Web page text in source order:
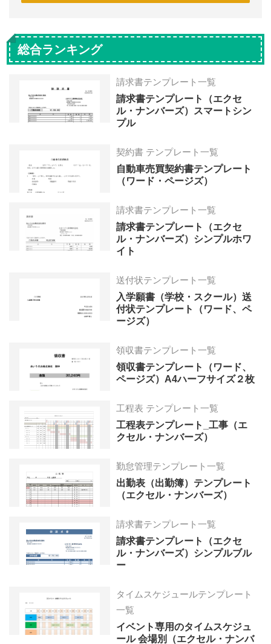
総合ランキング
請求書テンプレート一覧
請求書テンプレート（エクセ
ル・ナンバーズ）スマートシン
プル
契約書 テンプレート一覧
自動車売買契約書テンプレート
（ワード・ページズ）
請求書テンプレート一覧
請求書テンプレート（エクセ
ル・ナンバーズ）シンプルホワ
イト
送付状テンプレート一覧
入学願書（学校・スクール）送
付状テンプレート（ワード、ペ
ージズ）
領収書テンプレート一覧
領収書テンプレート（ワード、
ページズ）A4ハーフサイズ２枚
工程表 テンプレート一覧
工程表テンプレート_工事（エ
クセル・ナンバーズ）
勤怠管理テンプレート一覧
出勤表（出勤簿）テンプレート
（エクセル・ナンバーズ）
請求書テンプレート一覧
請求書テンプレート（エクセ
ル・ナンバーズ）シンプルブル
ー
タイムスケジュールテンプレート
一覧
イベント専用のタイムスケジュ
ール 会場別（エクセル・ナンバ